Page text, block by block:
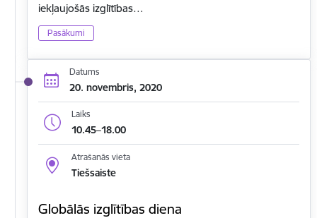
iekļaujošās izglītības…
Pasākumi
Datums
20. novembris, 2020
Laiks
10.45–18.00
Atrašanās vieta
Tiešsaiste
Globālās izglītības diena